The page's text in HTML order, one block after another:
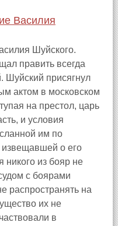
Василия
Шуйского.
править всегда
Шуйский присягнул
актом в московском
на престол, царь
и условия
им по
извещавшей о его
никого из бояр не
с боярами
распространять на
их не
в